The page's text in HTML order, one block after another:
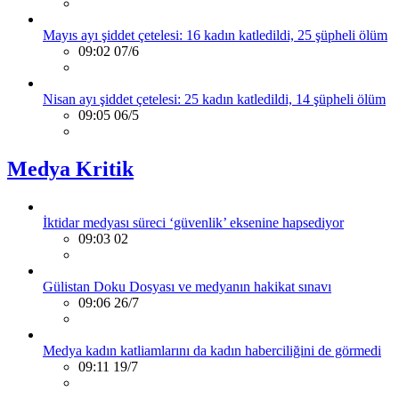
Mayıs ayı şiddet çetelesi: 16 kadın katledildi, 25 şüpheli ölüm
09:02 07/6
Nisan ayı şiddet çetelesi: 25 kadın katledildi, 14 şüpheli ölüm
09:05 06/5
Medya Kritik
İktidar medyası süreci ‘güvenlik’ eksenine hapsediyor
09:03 02
Gülistan Doku Dosyası ve medyanın hakikat sınavı
09:06 26/7
Medya kadın katliamlarını da kadın haberciliğini de görmedi
09:11 19/7